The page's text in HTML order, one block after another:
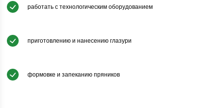
работать с технологическим оборудованием
приготовлению и нанесению глазури
формовке и запеканию пряников